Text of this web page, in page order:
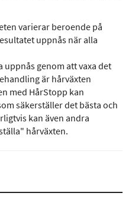
varierar beroende på
uppnås när alla
genom att vaxa det
är hårväxten
med HårStopp kan
säkerställer det bästa och
kan även andra
hårväxten.